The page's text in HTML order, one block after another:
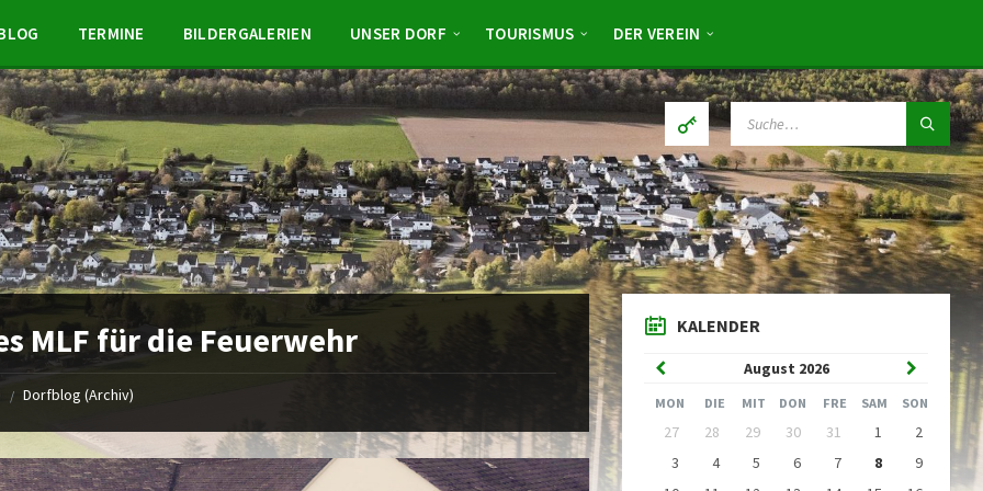
TERMINE BILDERGALERIEN UNSER DORF TOURISMUS DER VEREIN
SUCHE:
MLF für die Feuerwehr
/ Dorfblog (Archiv)
KALENDER
August 2026
Vorheriger
Monat
Nächster
Monat
MON DIE MIT DON FRE SAM SON
Kalendertage
überspringen
27 28 29 30 31 1
2
3
4 5 6 7 8
9